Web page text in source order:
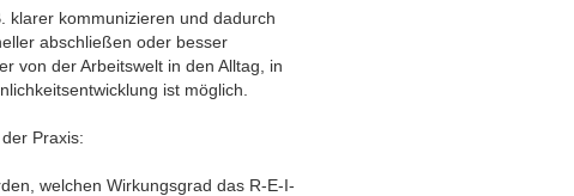
klarer kommunizieren und dadurch
abschließen oder besser
von der Arbeitswelt in den Alltag, in
ist möglich.
Praxis:
welchen Wirkungsgrad das R-E-I-